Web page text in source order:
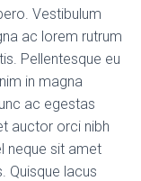
Vestibulum
ac lorem rutrum
Pellentesque eu
in magna
ac egestas
auctor orci nibh
neque sit amet
Quisque lacus